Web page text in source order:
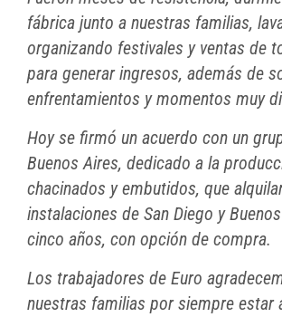
fábrica junto a nuestras familias,
organizando festivales y ventas de
para generar ingresos, además de
enfrentamientos y momentos muy
Hoy se firmó un acuerdo con un
Buenos Aires, dedicado a la
chacinados y embutidos, que
instalaciones de San Diego y
cinco años, con opción de compra.
Los trabajadores de Euro
nuestras familias por siempre estar